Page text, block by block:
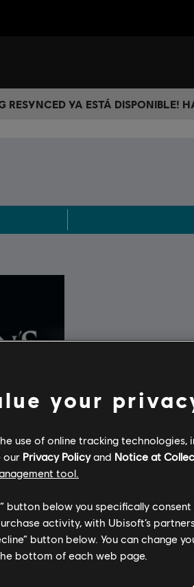
RESYNCED YA ESTÁ DISPONIBLE!
your
use of online tracking technologies,
our Privacy Policyand Notice at
tool.
button below you specifically
activity, with Ubisoft’s
button below. You can change
bottom of each web page.